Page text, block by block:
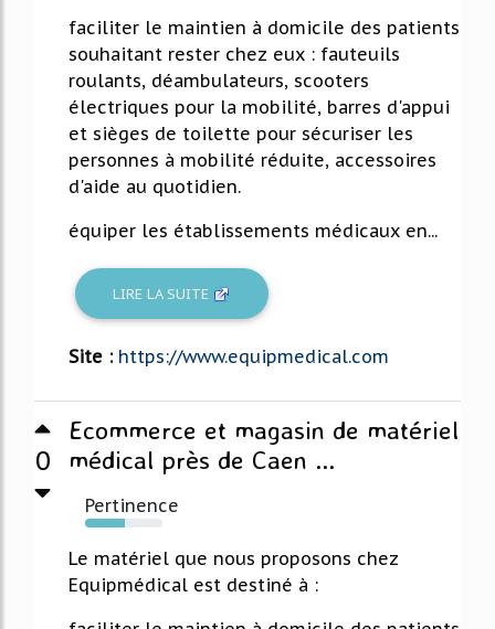
faciliter le maintien à domicile des patients
souhaitant rester chez eux : fauteuils
roulants, déambulateurs, scooters
électriques pour la mobilité, barres d'appui
et sièges de toilette pour sécuriser les
personnes à mobilité réduite, accessoires
d'aide au quotidien.
équiper les établissements médicaux en...
LIRE LA SUITE
Site : https://www.equipmedical.com
0
Ecommerce et magasin de matériel
médical près de Caen ...
Pertinence
52%
Le matériel que nous proposons chez
Equipmédical est destiné à :